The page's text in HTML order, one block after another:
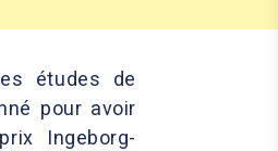
études de
pour avoir
Ingeborg-